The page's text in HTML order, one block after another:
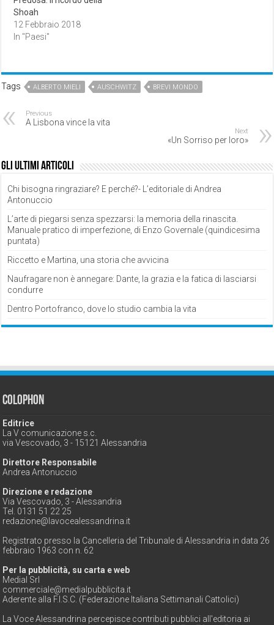
Shoah
12 Febbraio 2018
In "Paesi"
Tags ALBERTO MIELI AUSCHWITZ BREVI MONDO
Previous
A Lisbona vince la vita
Next
«Un Sorriso per loro»
Gli ultimi articoli
Chi bisogna ringraziare? E perché?- L’editoriale di Andrea
Antonuccio
L’arte di piegarsi senza spezzarsi: la memoria della rinascita.
Manuale pratico di imperfezione, di Enzo Governale (quindicesima
puntata)
Riccetto e Martina, una storia che avvicina
Naufragare non è annegare: Dante, la grazia e la fatica di lasciarsi
condurre
Dentro Portofranco, dove lo studio cambia la vita
Colophon
Editrice
La V comunicazione s.c.
via Vescovado, 3 - 15121 Alessandria
Direttore Responsabile
Andrea Antonuccio
Direzione e redazione
Via Vescovado, 3 - Alessandria
Tel. 0131 51 22 25
redazione@lavocealessandrina.it
Registrato presso la Cancelleria del Tribunale di Alessandria in data 26
febbraio 1963 con n. 62
Per la pubblicità, su carta e web
Medial Srl
commerciale@medialpubblicita.it
Aderente alla F.I.S.C. (Federazione Italiana Settimanali Cattolici)
La Voce Alessandrina percepisce contributi pubblici all'editoria ai